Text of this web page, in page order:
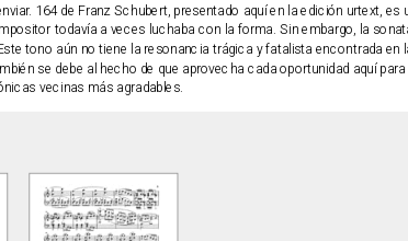
164 de Franz Schubert, presentado aquí en la edición urtext,
todavía a veces luchaba con la forma. Sin embargo, la
tono aún no tiene la resonancia trágica y fatalista encontrada
se debe al hecho de que aprovecha cada oportunidad aquí
vecinas más agradables.